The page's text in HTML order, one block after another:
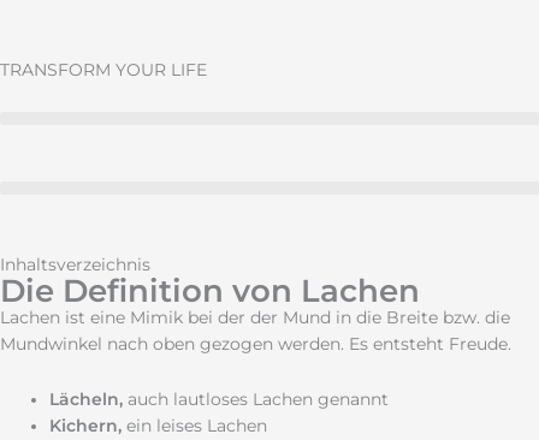
springen
TRANSFORM YOUR LIFE
Inhaltsverzeichnis
Die Definition von Lachen
Lachen ist eine Mimik bei der der Mund in die Breite bzw. die
Mundwinkel nach oben gezogen werden. Es entsteht Freude.
Lächeln, auch lautloses Lachen genannt
Kichern, ein leises Lachen